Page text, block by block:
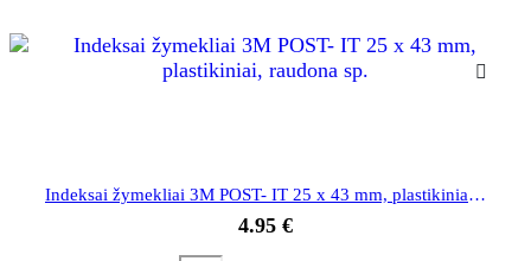
Indeksai žymekliai 3M POST- IT 25 x 43 mm, plastikiniai, raudona sp.
4.95 €